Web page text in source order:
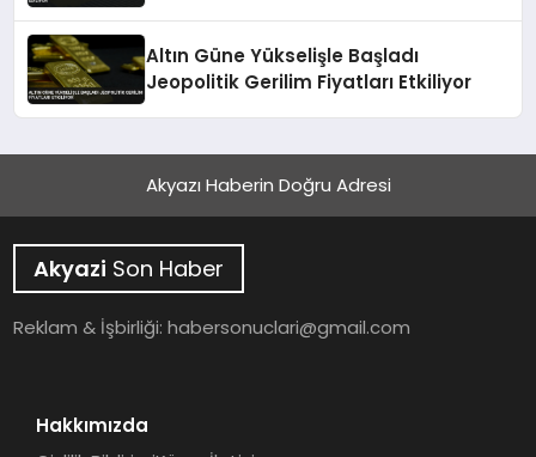
Altın Güne Yükselişle Başladı
Jeopolitik Gerilim Fiyatları Etkiliyor
Akyazı Haberin Doğru Adresi
Akyazi Son Haber
Reklam & İşbirliği:habersonuclari@gmail.com
Hakkımızda